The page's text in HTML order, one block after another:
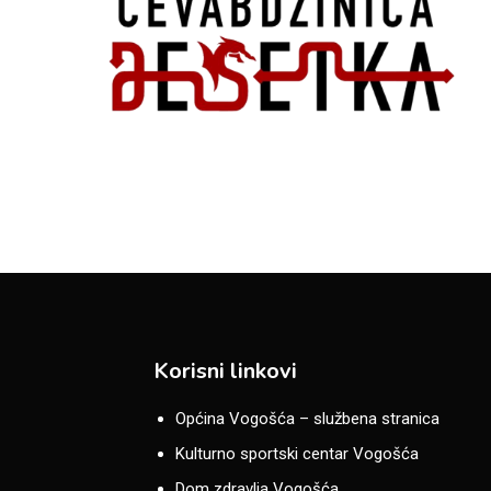
Korisni linkovi
Općina Vogošća – službena stranica
Kulturno sportski centar Vogošća